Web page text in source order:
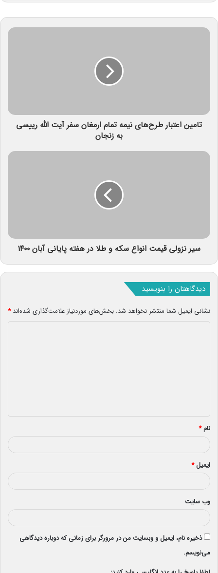
تامین اعتبار طرح‌های نیمه تمام ارمغان سفر آیت الله رییسی
به زنجان
سیر نزولی قیمت انواع سکه و طلا در هفته پایانی آبان ۱۴۰۰
دیدگاهتان را بنویسید
نشانی ایمیل شما منتشر نخواهد شد. بخش‌های موردنیاز علامت‌گذاری شده‌اند*
*
نام*
ایمیل*
وب‌ سایت
ذخیره نام، ایمیل و وبسایت من در مرورگر برای زمانی که دوباره دیدگاهی
می‌نویسم.